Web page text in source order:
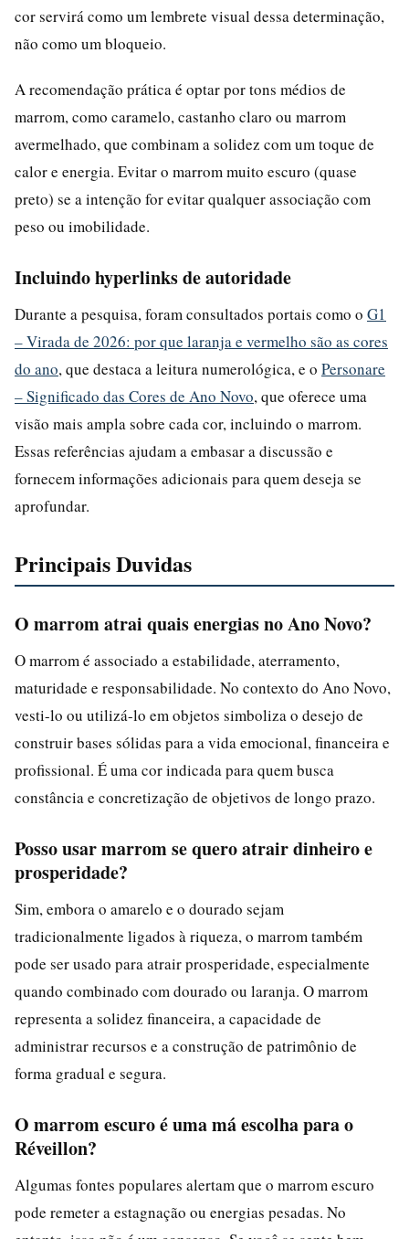
cor servirá como um lembrete visual dessa determinação,
não como um bloqueio.
A recomendação prática é optar por tons médios de
marrom, como caramelo, castanho claro ou marrom
avermelhado, que combinam a solidez com um toque de
calor e energia. Evitar o marrom muito escuro (quase
preto) se a intenção for evitar qualquer associação com
peso ou imobilidade.
Incluindo hyperlinks de autoridade
Durante a pesquisa, foram consultados portais como o G1
– Virada de 2026: por que laranja e vermelho são as cores
do ano, que destaca a leitura numerológica, e o Personare
– Significado das Cores de Ano Novo, que oferece uma
visão mais ampla sobre cada cor, incluindo o marrom.
Essas referências ajudam a embasar a discussão e
fornecem informações adicionais para quem deseja se
aprofundar.
Principais Duvidas
O marrom atrai quais energias no Ano Novo?
O marrom é associado a estabilidade, aterramento,
maturidade e responsabilidade. No contexto do Ano Novo,
vesti-lo ou utilizá-lo em objetos simboliza o desejo de
construir bases sólidas para a vida emocional, financeira e
profissional. É uma cor indicada para quem busca
constância e concretização de objetivos de longo prazo.
Posso usar marrom se quero atrair dinheiro e
prosperidade?
Sim, embora o amarelo e o dourado sejam
tradicionalmente ligados à riqueza, o marrom também
pode ser usado para atrair prosperidade, especialmente
quando combinado com dourado ou laranja. O marrom
representa a solidez financeira, a capacidade de
administrar recursos e a construção de patrimônio de
forma gradual e segura.
O marrom escuro é uma má escolha para o
Réveillon?
Algumas fontes populares alertam que o marrom escuro
pode remeter a estagnação ou energias pesadas. No